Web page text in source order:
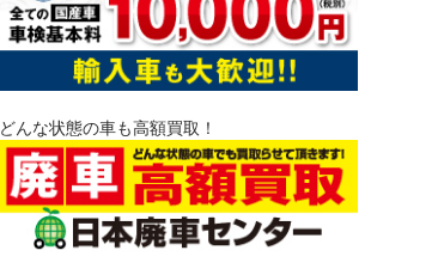
どんな状態の車も高額買取！